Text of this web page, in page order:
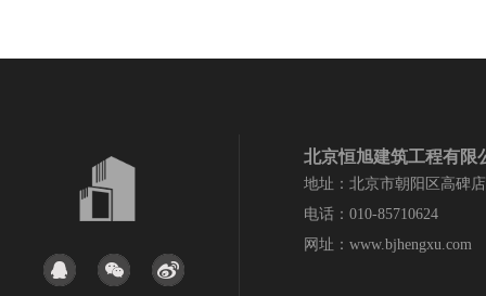
北京恒旭建筑工程有限
地址：北京市朝阳区高碑
电话：010-85710624
网址：